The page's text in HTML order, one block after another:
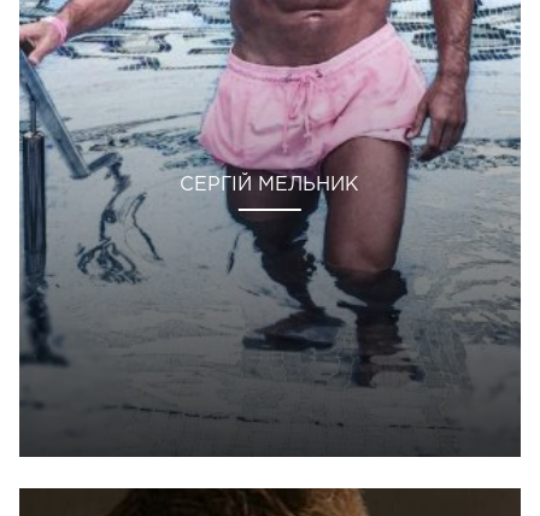
СЕРГІЙ МЕЛЬНИК